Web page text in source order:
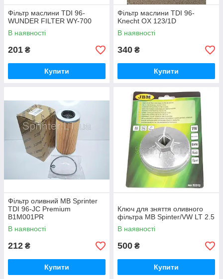
Фільтр маслини TDI 96-
WUNDER FILTER WY-700
В наявності
201 ₴
Купити
Фільтр маслини TDI 96-
Knecht OX 123/1D
В наявності
340 ₴
Купити
Фільтр оливний MB Sprinter
TDI 96-JC Premium
B1M001PR
В наявності
212 ₴
Купити
Ключ для зняття оливного
фільтра MB Spinter/VW LT 2.5
В наявності
500 ₴
Купити